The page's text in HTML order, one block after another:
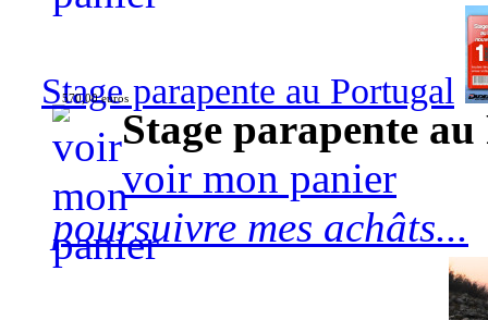
Stage parapente au Portugal
570,00 euros
Stage parapente
voir mon panier
poursuivre mes achâts...